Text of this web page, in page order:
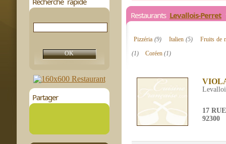
Partager
Restaurants Levallois-Perret
Pizzéria(9) Italien(5)
Fruits de
(1)
Coréen(1)
17
92300